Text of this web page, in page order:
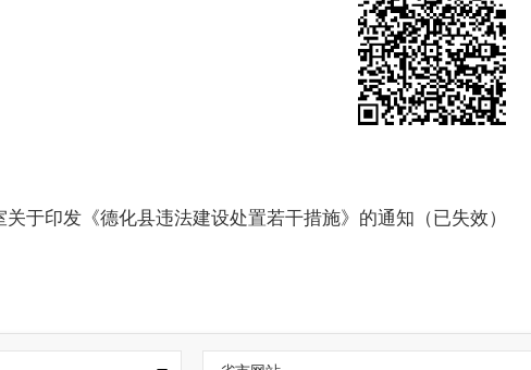
于印发《德化县违法建设处置若干措施》的通知（已失效）